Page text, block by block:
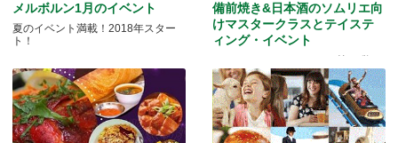
メルボルン1月のイベント
夏のイベント満載！2018年スター
ト！
備前焼き&日本酒のソムリエ向
けマスタークラスとテイステ
ィング・イベント